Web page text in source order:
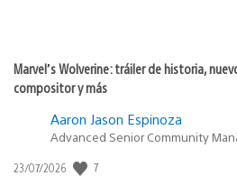
Marvel’s Wolverine: tráiler de historia,
compositor y más
Aaron Jason Espinoza
Advanced Senior Community
Fecha
23/07/2026 7